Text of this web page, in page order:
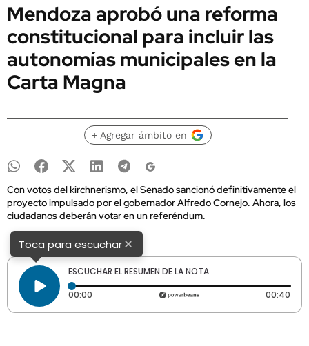
Mendoza aprobó una reforma
constitucional para incluir las
autonomías municipales en la
Carta Magna
+ Agregar ámbito en
Con votos del kirchnerismo, el Senado sancionó definitivamente el
proyecto impulsado por el gobernador Alfredo Cornejo. Ahora, los
ciudadanos deberán votar en un referéndum.
Toca para escuchar×
ESCUCHAR EL RESUMEN DE LA NOTA
00:00 Tiempo transcurrido: 0 segundos 00:40